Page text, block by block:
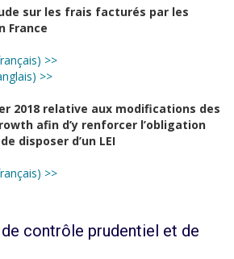
sur les frais facturés par les
France
>>
>>
2018 relative aux modifications des
afin d’y renforcer l’obligation
disposer d’un LEI
>>
contrôle prudentiel et de